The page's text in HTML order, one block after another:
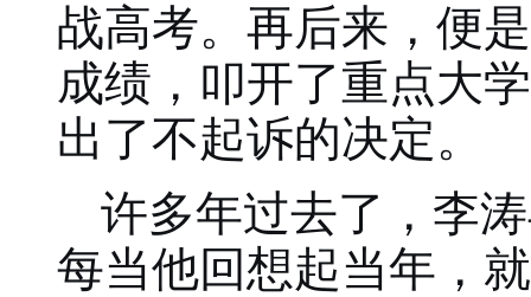
战高考。再后来，便
成绩，叩开了重点大
出了不起诉的决定。
许多年过去了，李
每当他回想起当年，